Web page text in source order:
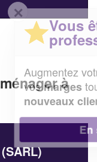
à
?
d'affaireset
de